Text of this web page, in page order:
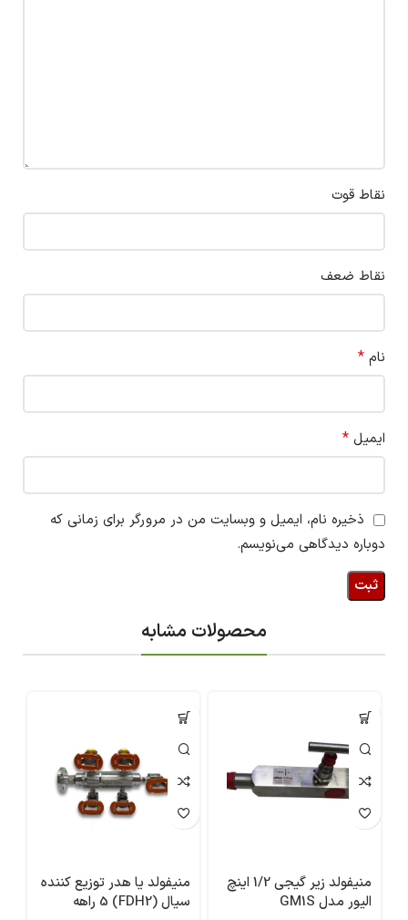
نقاط قوت
نقاط ضعف
نام *
ایمیل *
ذخیره نام، ایمیل و وبسایت من در مرورگر برای زمانی که
دوباره دیدگاهی می‌نویسم.
محصولات مشابه
منیفولد زیر گیجی 1/2 اینچ
الیور مدل GM1S
منیفولد یا هدر توزیع کننده
سیال (FDH2) 5 راهه